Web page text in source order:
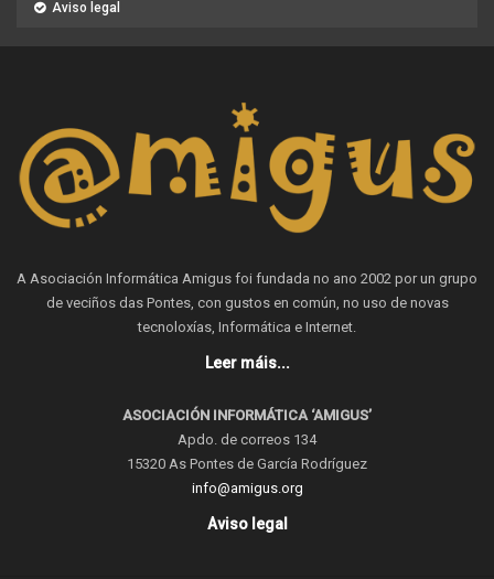
Aviso legal
A Asociación Informática Amigus foi fundada no ano 2002 por un grupo
de veciños das Pontes, con gustos en común, no uso de novas
tecnoloxías, Informática e Internet.
Leer máis...
ASOCIACIÓN INFORMÁTICA ‘AMIGUS’
Apdo. de correos 134
15320 As Pontes de García Rodríguez
info@amigus.org
Aviso legal